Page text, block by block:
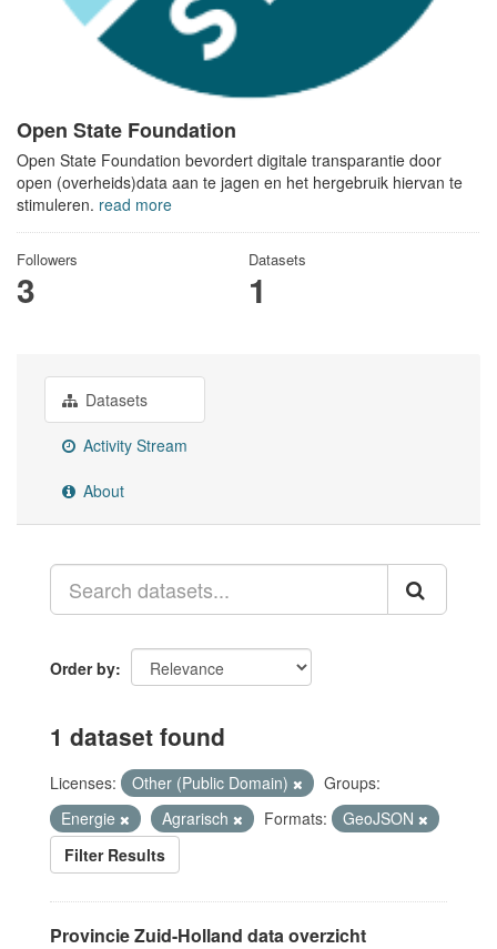
Open State Foundation
Open State Foundation bevordert digitale transparantie door
open (overheids)data aan te jagen en het hergebruik hiervan te
stimuleren. read more
Followers
3
Datasets
1
Datasets
Activity Stream
About
Order by
1 dataset found
Licenses: Other (Public Domain)
Groups:
Energie
Agrarisch Formats:
GeoJSON
Filter Results
Provincie Zuid-Holland data overzicht